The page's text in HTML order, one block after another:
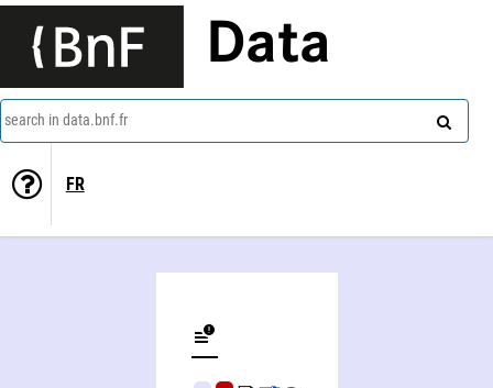
Data
search in data.bnf.fr
FR